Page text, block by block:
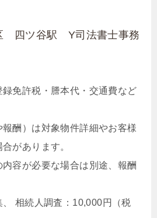
四ツ谷駅 Y司法書士事務
免許税・謄本代・交通費など
酬）は対象物件詳細やお客様
があります。
容が必要な場合は別途、報酬
、 相続人調査：10,000円（税